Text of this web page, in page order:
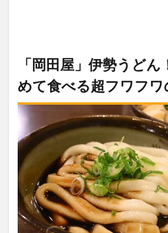
「岡田屋」伊勢うど
めて食べる超フワフワ